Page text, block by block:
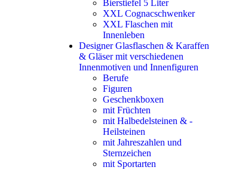
Bierstiefel 5 Liter
XXL Cognacschwenker
XXL Flaschen mit
Innenleben
Designer Glasflaschen & Karaffen
& Gläser mit verschiedenen
Innenmotiven und Innenfiguren
Berufe
Figuren
Geschenkboxen
mit Früchten
mit Halbedelsteinen & -
Heilsteinen
mit Jahreszahlen und
Sternzeichen
mit Sportarten